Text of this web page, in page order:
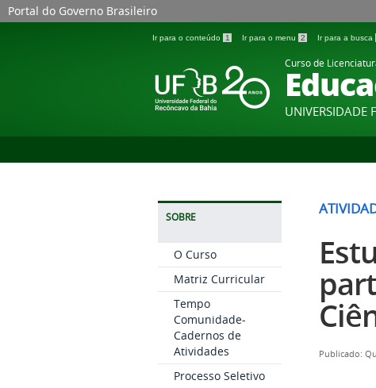
Portal do Governo Brasileiro
Ir para o conteúdo 1 Ir para o menu 2 Ir para a busca
Curso de
UNIVERSIDADE
SOBRE
O Curso
Matriz Curricular
Tempo
Comunidade-
Cadernos de
Atividades
Processo Seletivo
Publicado: